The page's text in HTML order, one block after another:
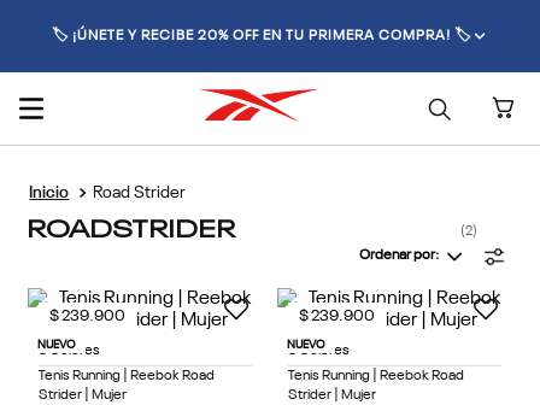
🏷️ ¡ÚNETE Y RECIBE 20% OFF EN TU PRIMERA COMPRA! 🏷️
Road Strider
ROADSTRIDER 2
Ordenar por
NUEVO
3 Colores
Tenis Running | Reebok Road
Strider | Mujer
$239.900
NUEVO
3 Colores
Tenis Running | Reebok Road
Strider | Mujer
$239.900